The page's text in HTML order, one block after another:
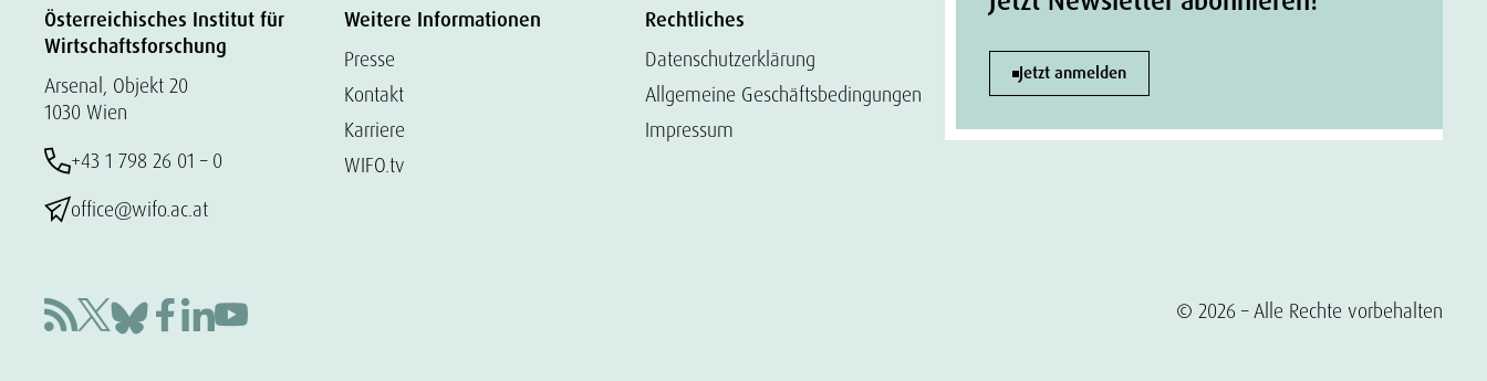
Österreichisches Institut für
Wirtschaftsforschung
Arsenal, Objekt 20
1030 Wien
+43 1 798 26 01 – 0
office@wifo.ac.at
Weitere Informationen
Presse
Kontakt
Karriere
WIFO.tv
Rechtliches
Datenschutzerklärung
Allgemeine Geschäftsbedingungen
Impressum
Jetzt anmelden
© 2026 – Alle Rechte vorbehalten